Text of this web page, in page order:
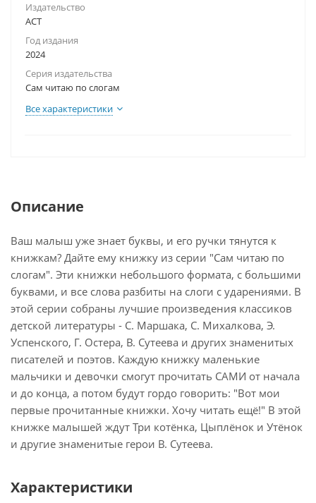
Издательство
АСТ
Год издания
2024
Серия издательства
Сам читаю по слогам
Все характеристики
Описание
Ваш малыш уже знает буквы, и его ручки тянутся к
книжкам? Дайте ему книжку из серии "Сам читаю по
слогам". Эти книжки небольшого формата, с большими
буквами, и все слова разбиты на слоги с ударениями. В
этой серии собраны лучшие произведения классиков
детской литературы - С. Маршака, С. Михалкова, Э.
Успенского, Г. Остера, В. Сутеева и других знаменитых
писателей и поэтов. Каждую книжку маленькие
мальчики и девочки смогут прочитать САМИ от начала
и до конца, а потом будут гордо говорить: "Вот мои
первые прочитанные книжки. Хочу читать ещё!" В этой
книжке малышей ждут Три котёнка, Цыплёнок и Утёнок
и другие знаменитые герои В. Сутеева.
Характеристики